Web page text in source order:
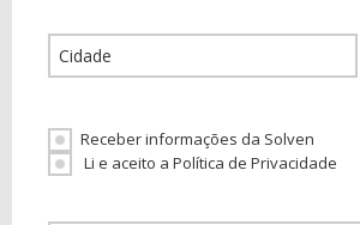
Receber informações da Solven
Li e aceito a Política de Privacidade